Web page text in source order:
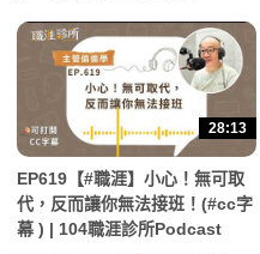
28:13
EP619【#職涯】小心！無可取
代，反而讓你無法接班！(#cc字
幕 ) | 104職涯診所Podcast